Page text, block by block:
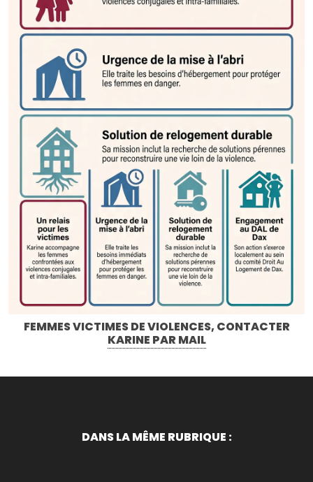
FEMMES VICTIMES DE VIOLENCES, CONTACTER
KARINE PAR MAIL
DANS LA MÊME RUBRIQUE :